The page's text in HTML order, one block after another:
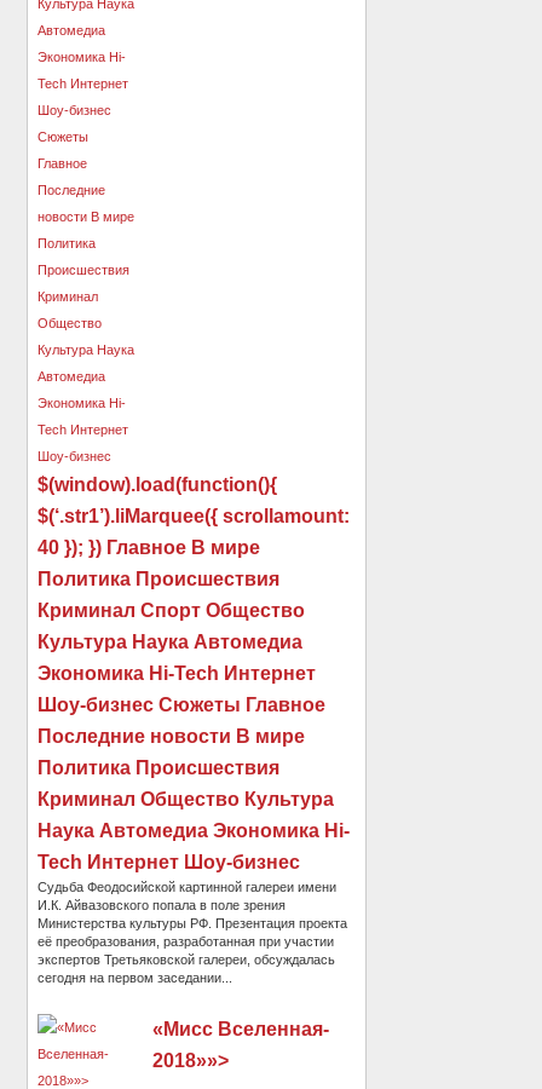
$(window).load(function(){
$(‘.str1’).liMarquee({ scrollamount:
40 }); }) Главное В мире
Политика Происшествия
Криминал Спорт Общество
Культура Наука Автомедиа
Экономика Hi-Tech Интернет
Шоу-бизнес Сюжеты Главное
Последние новости В мире
Политика Происшествия
Криминал Общество Культура
Наука Автомедиа Экономика Hi-
Tech Интернет Шоу-бизнес
Судьба Феодосийской картинной галереи имени
И.К. Айвазовского попала в поле зрения
Министерства культуры РФ. Презентация проекта
её преобразования, разработанная при участии
экспертов Третьяковской галереи, обсуждалась
сегодня на первом заседании...
«Мисс Вселенная-
2018»»>